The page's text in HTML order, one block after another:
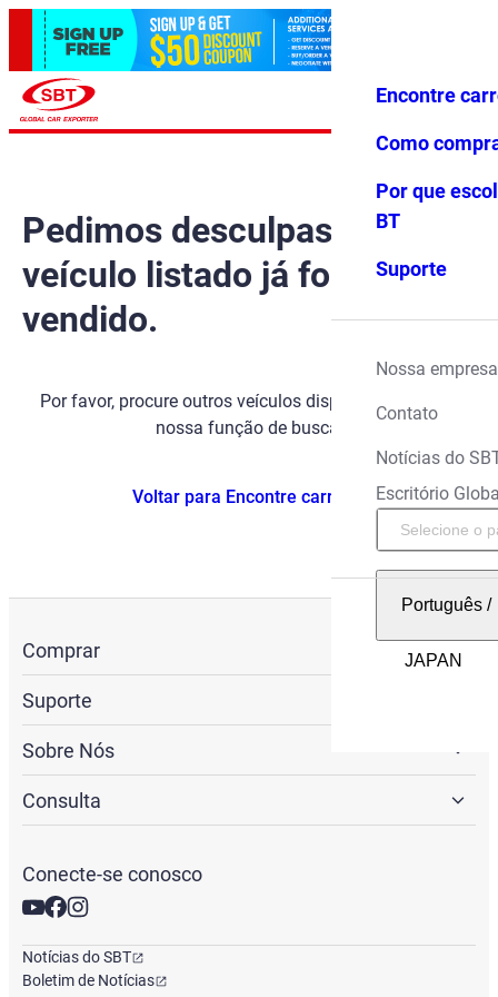
Favoritos Menu
Encontre
Como
Por que
BT
Suporte
Nossa empresa
Contato
Notícias do
Escritório
Português/
Pedimos desculpas, mas o
veículo listado já foi
vendido.
Por favor, procure outros veículos disponíveis usando
nossa função de busca.
Voltar para Encontre carros
Comprar
Suporte
Sobre Nós
Consulta
Conecte-se conosco
Notícias do SBT
Boletim de Notícias